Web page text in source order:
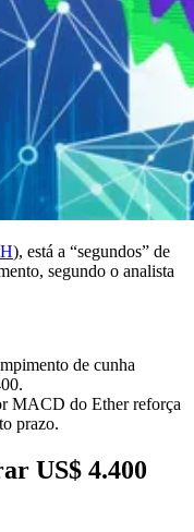
), está a “segundos” de
segundo o analista
de cunha
MACD do Ether reforça
prazo.
US$ 4.400